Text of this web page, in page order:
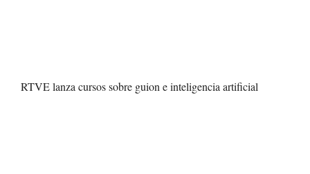
RTVE lanza cursos sobre guion e inteligencia artificial